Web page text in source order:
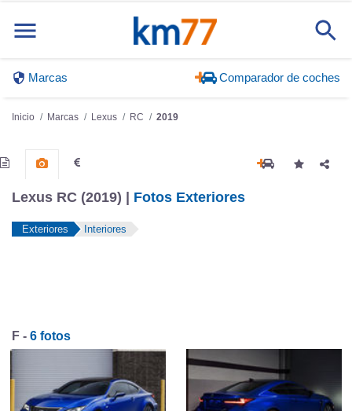
Marcas Comparador de coches
Inicio Marcas Lexus RC 2019
Lexus RC (2019) | Fotos Exteriores
Exteriores Interiores
F - 6 fotos